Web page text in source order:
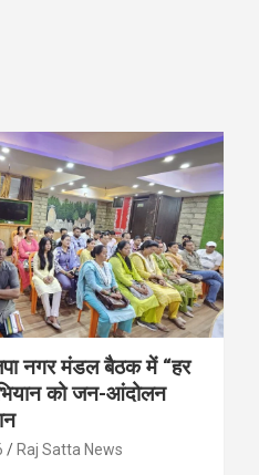
नगर मंडल बैठक में “हर
को जन-आंदोलन
Raj Satta News